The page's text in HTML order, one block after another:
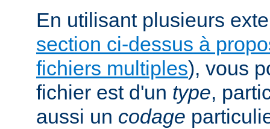
En utilisant plusieurs
section ci-dessus à
fichiers multiples), vous
fichier est d'un type,
aussi un codage